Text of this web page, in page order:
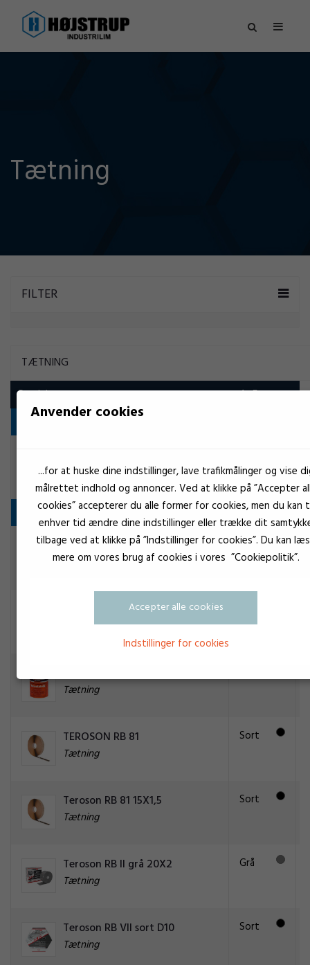
Tætning
FILTER
TÆTNING
Produkt
Anaerobe lim
Tætning
Butyl
EuroLock Reparationstape
Tætning
Sort
Teroson Butyl 2759 grå
Tætning
Tætning
TEROSON RB 81
Tætning
Sort
Teroson RB 81 15X1,5
Tætning
Sort
Teroson RB II grå 20X2
Tætning
Grå
Teroson RB VII sort D10
Tætning
Sort
Anvender cookies
...for at huske dine indstillinger, lave trafikmålinger og vise
målrettet indhold og annoncer. Ved at klikke på ”Accepter
cookies” accepterer du alle former for cookies, men du kan
enhver tid ændre dine indstillinger eller trække dit
tilbage ved at klikke på ”Indstillinger for cookies”. Du kan
mere om vores brug af cookies i vores ”Cookiepolitik”.
Accepter alle cookies
Indstillinger for cookies